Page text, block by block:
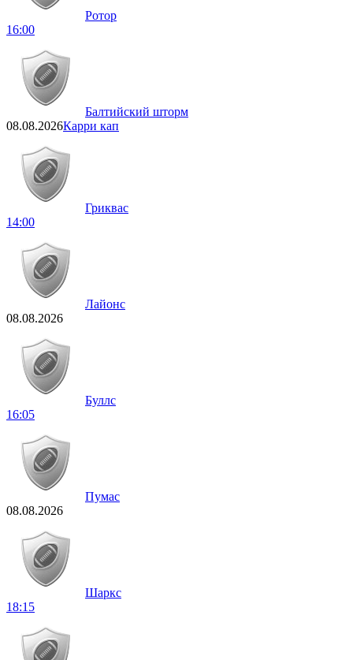
Ротор
16:00
Балтийский шторм
08.08.2026Карри кап
Гриквас
14:00
Лайонс
08.08.2026
Буллс
16:05
Пумас
08.08.2026
Шаркс
18:15